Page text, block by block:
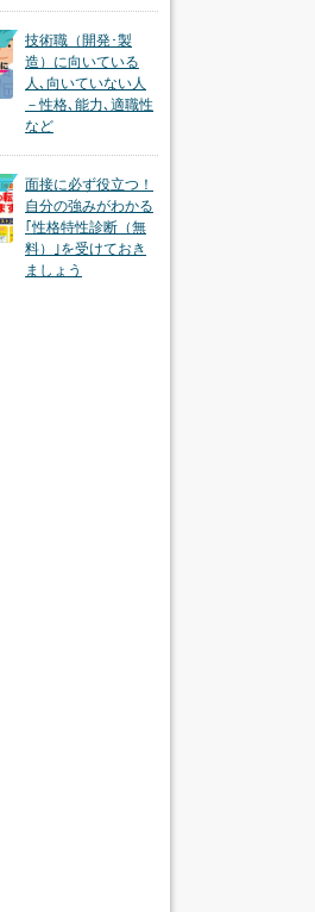
技術職（開発･製
造）に向いている
人､向いていない人
－性格､能力､適職性
など
面接に必ず役立つ！
自分の強みがわかる
｢性格特性診断（無
料）｣を受けておき
ましょう